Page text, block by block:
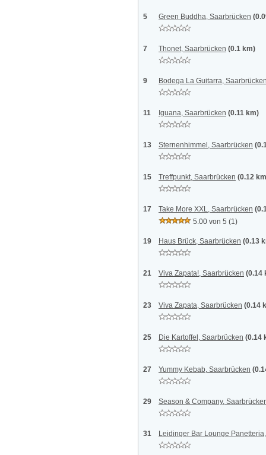
5 Green Buddha, Saarbrücken
7 Thonet, Saarbrücken (0.1 km)
9 Bodega La Guitarra,
11 Iguana, Saarbrücken (0.11 km)
13 Sternenhimmel, Saarbrücken
15 Treffpunkt, Saarbrücken (0.12
17 Take More XXL, Saarbrücken
5.00 von 5 (1)
19 Haus Brück, Saarbrücken (0.13
21 Viva Zapata!, Saarbrücken (0.14
23 Viva Zapata, Saarbrücken (0.14
25 Die Kartoffel, Saarbrücken (0.14
27 Yummy Kebab, Saarbrücken
29 Season & Company,
31 Leidinger Bar Lounge